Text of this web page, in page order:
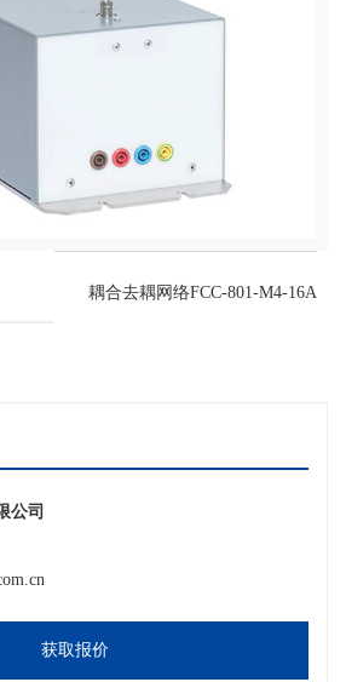
耦合去耦网络FCC-801-M4-16A
公司
获取报价